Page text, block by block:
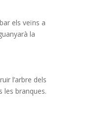
els veïns a
la
l’arbre dels
les branques.